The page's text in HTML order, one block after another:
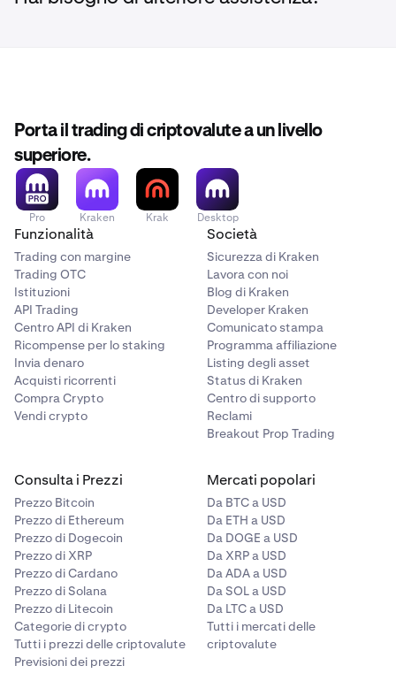
non una garanzia.
classifica sarà disponibile dal 4 maggio.
raggiunto solo tramite punti.
Porta il trading di criptovalute a un livello
superiore.
Pro Kraken Krak Desktop
Funzionalità
Trading con margine
Trading OTC
Istituzioni
API Trading
Centro API di Kraken
Ricompense per lo staking
Invia denaro
Acquisti ricorrenti
Compra Crypto
Vendi crypto
Società
Sicurezza di Kraken
Lavora con noi
Blog di Kraken
Developer Kraken
Comunicato stampa
Programma affiliazione
Listing degli asset
Status di Kraken
Centro di supporto
Reclami
Breakout Prop Trading
Consulta i Prezzi
Prezzo Bitcoin
Prezzo di Ethereum
Prezzo di Dogecoin
Prezzo di XRP
Prezzo di Cardano
Prezzo di Solana
Prezzo di Litecoin
Categorie di crypto
Tutti i prezzi delle criptovalute
Previsioni dei prezzi
Mercati popolari
Da BTC a USD
Da ETH a USD
Da DOGE a USD
Da XRP a USD
Da ADA a USD
Da SOL a USD
Da LTC a USD
Tutti i mercati delle
criptovalute